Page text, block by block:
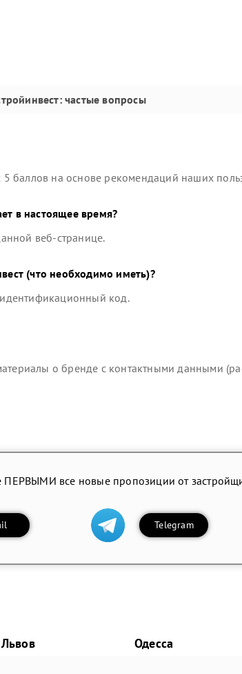
: частые вопросы
баллов на основе рекомендаций наших
в настоящее время?
веб-странице.
(что необходимо иметь)?
код.
о бренде с контактными данными
ПЕРВЫМИ все новые пропозиции от
Telegram
Львов Одесса